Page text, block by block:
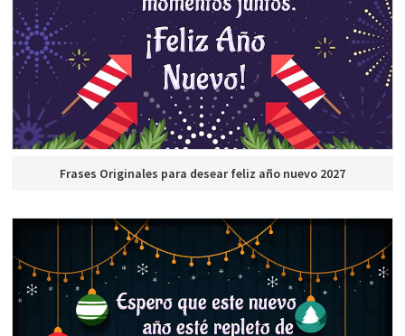
Frases Originales para desear feliz año nuevo 2027